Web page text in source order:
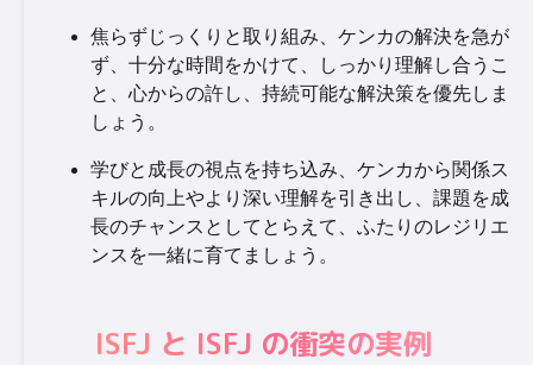
焦らずじっくりと取り組み、ケンカの解決を急が
ず、十分な時間をかけて、しっかり理解し合うこ
と、心からの許し、持続可能な解決策を優先しま
しょう。
学びと成長の視点を持ち込み、ケンカから関係ス
キルの向上やより深い理解を引き出し、課題を成
長のチャンスとしてとらえて、ふたりのレジリエ
ンスを一緒に育てましょう。
ISFJ と ISFJ の衝突の実例